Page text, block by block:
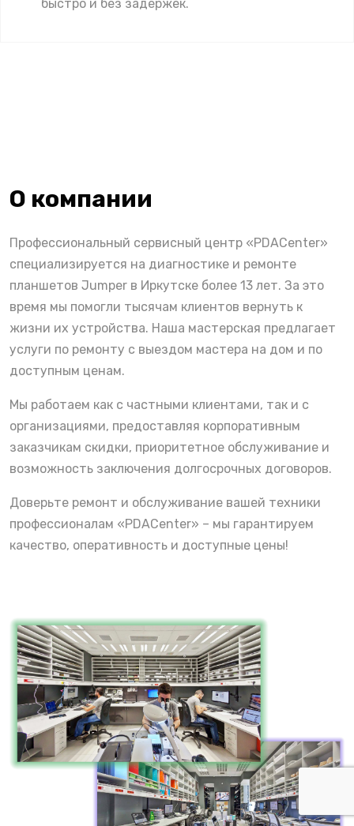
быстро и без задержек.
О компании
Профессиональный сервисный центр «PDACenter»
специализируется на диагностике и ремонте
планшетов Jumper в Иркутске более 13 лет. За это
время мы помогли тысячам клиентов вернуть к
жизни их устройства. Наша мастерская предлагает
услуги по ремонту с выездом мастера на дом и по
доступным ценам.
Мы работаем как с частными клиентами, так и с
организациями, предоставляя корпоративным
заказчикам скидки, приоритетное обслуживание и
возможность заключения долгосрочных договоров.
Доверьте ремонт и обслуживание вашей техники
профессионалам «PDACenter» – мы гарантируем
качество, оперативность и доступные цены!